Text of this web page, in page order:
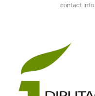
contact info